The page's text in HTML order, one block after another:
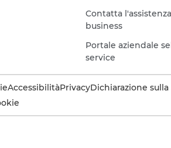
Contatta l'assistenza
business
Portale aziendale
service
AccessibilitàPrivacyDichiarazione